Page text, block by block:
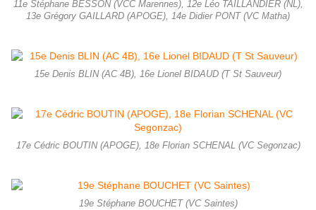
11e Stéphane BESSON (VCC Marennes), 12e Léo TAILLANDIER (NL),
13e Grégory GAILLARD (APOGE), 14e Didier PONT (VC Matha)
15e Denis BLIN (AC 4B), 16e Lionel BIDAUD (T St Sauveur)
17e Cédric BOUTIN (APOGE), 18e Florian SCHENAL (VC Segonzac)
19e Stéphane BOUCHET (VC Saintes)